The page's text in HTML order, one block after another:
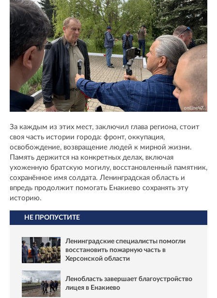
За каждым из этих мест, заключил глава региона, стоит
своя часть истории города: фронт, оккупация,
освобождение, возвращение людей к мирной жизни.
Память держится на конкретных делах, включая
ухоженную братскую могилу, восстановленный памятник,
сохранённое имя солдата. Ленинградская область и
впредь продолжит помогать Енакиево сохранять эту
историю.
НЕ ПРОПУСТИТЕ
Ленинградские специалисты помогли
восстановить пожарную часть в
Херсонской области
Ленобласть завершает благоустройство
лицея в Енакиево